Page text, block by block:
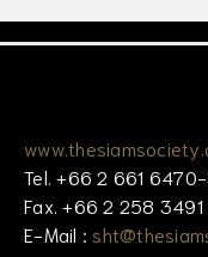
Tel. +66 2 661
Fax. +66 2 258 3491
E-Mail :